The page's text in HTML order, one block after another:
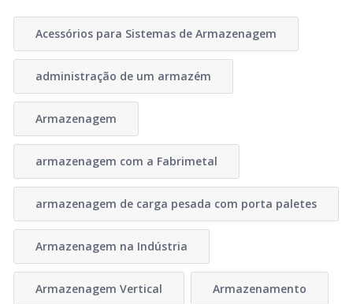
Acessórios para Sistemas de Armazenagem
administração de um armazém
Armazenagem
armazenagem com a Fabrimetal
armazenagem de carga pesada com porta paletes
Armazenagem na Indústria
Armazenagem Vertical Armazenamento